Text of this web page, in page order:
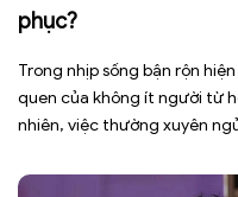
phục?
Trong nhịp sống bận rộn
quen của không ít người từ
nhiên, việc thường xuyên
trung, […]